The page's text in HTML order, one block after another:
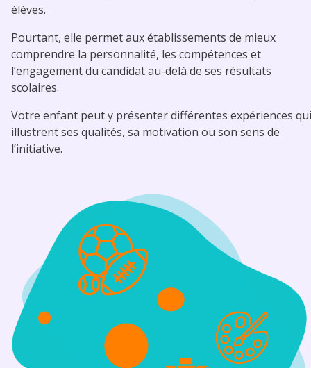
élèves.
Pourtant, elle permet aux établissements de mieux
comprendre la personnalité, les compétences et
l’engagement du candidat au-delà de ses résultats
scolaires.
Votre enfant peut y présenter différentes expériences qui
illustrent ses qualités, sa motivation ou son sens de
l’initiative.